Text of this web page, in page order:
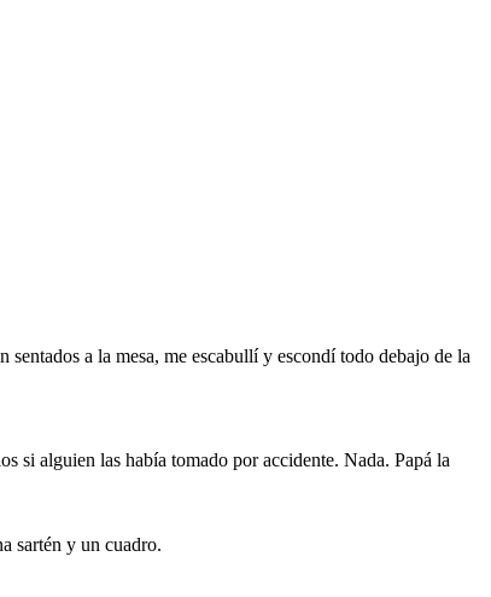
a la mesa, me escabullí y escondí todo debajo de la
si alguien las había tomado por accidente. Nada. Papá la
sartén y un cuadro.